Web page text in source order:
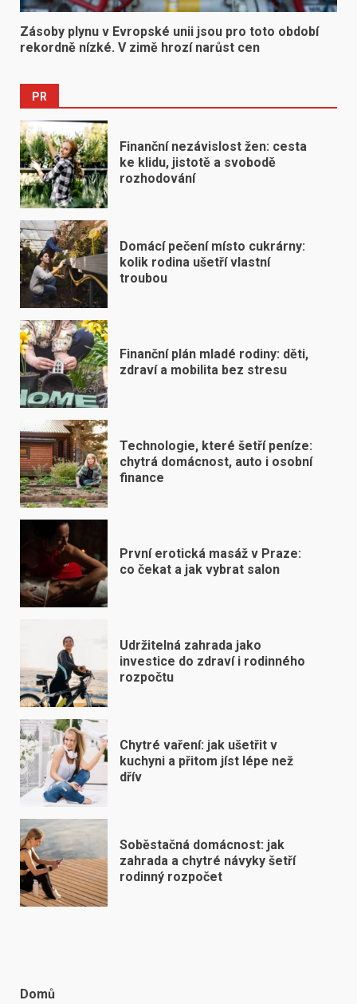
Zásoby plynu v Evropské unii jsou pro toto období
rekordně nízké. V zimě hrozí narůst cen
PR
Finanční nezávislost žen: cesta
ke klidu, jistotě a svobodě
rozhodování
Domácí pečení místo cukrárny:
kolik rodina ušetří vlastní
troubou
Finanční plán mladé rodiny: děti,
zdraví a mobilita bez stresu
Technologie, které šetří peníze:
chytrá domácnost, auto i osobní
finance
První erotická masáž v Praze:
co čekat a jak vybrat salon
Udržitelná zahrada jako
investice do zdraví i rodinného
rozpočtu
Chytré vaření: jak ušetřit v
kuchyni a přitom jíst lépe než
dřív
Soběstačná domácnost: jak
zahrada a chytré návyky šetří
rodinný rozpočet
Domů